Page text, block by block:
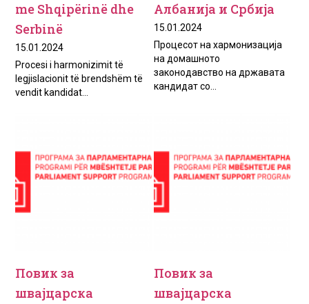
me Shqipёrinё dhe
Serbinё
15.01.2024
Procesi i harmonizimit të
legjislacionit të brendshëm të
vendit kandidat...
Албанија и Србија
15.01.2024
Процесот на хармонизација
на домашното
законодавство на државата
кандидат со...
Повик за
швајцарска
Повик за
швајцарска